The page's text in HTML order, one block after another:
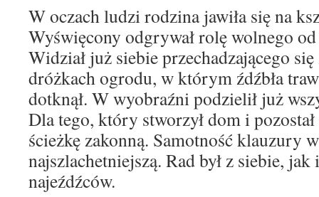
W oczach ludzi rodzina jawiła się na
Wyświęcony odgrywał rolę wolnego
Widział już siebie przechadzającego
dróżkach ogrodu, w którym źdźbła
dotknął. W wyobraźni podzielił już
Dla tego, który stworzył dom i
ścieżkę zakonną. Samotność klauzury
najszlachetniejszą. Rad był z siebie, jak
najeźdźców.